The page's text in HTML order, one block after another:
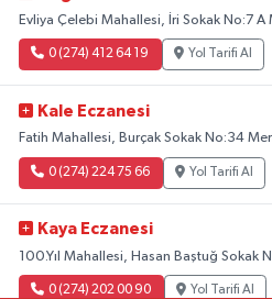
Evliya Çelebi Mahallesi, İri Sokak No:7 A
0 (274) 412 64 19 Yol Tarifi Al
Kale Eczanesi
Fatih Mahallesi, Burçak Sokak No:34
0 (274) 224 75 66 Yol Tarifi Al
Kaya Eczanesi
100.Yıl Mahallesi, Hasan Baştuğ Sokak
0 (274) 202 00 90 Yol Tarifi Al